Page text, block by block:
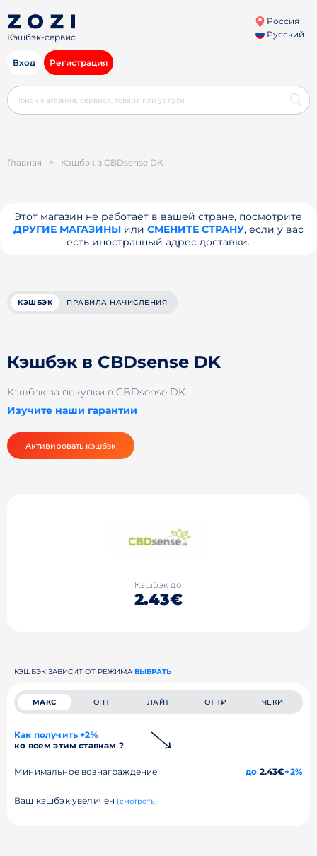
Кэшбэк-сервис
Россия
Русский
Вход Регистрация
Главная > Кэшбэк в CBDsense DK
Этот магазин не работает в вашей стране, посмотрите
ДРУГИЕ МАГАЗИНЫили СМЕНИТЕ СТРАНУ, если у вас
есть иностранный адрес доставки.
КЭШБЭК ПРАВИЛА НАЧИСЛЕНИЯ
Кэшбэк в CBDsense DK
Кэшбэк за покупки в CBDsense DK
Изучите наши гарантии
Активировать кэшбэк
Кэшбэк до
2.43€
КЭШБЭК ЗАВИСИТ ОТ РЕЖИМА ВЫБРАТЬ
МАКС ОПТ ЛАЙТ ОТ 1₽ ЧЕКИ
Как получить +2%
ко всем этим ставкам ?
Минимальное вознаграждение до 2.43€+2%
Ваш кэшбэк увеличен (смотреть)